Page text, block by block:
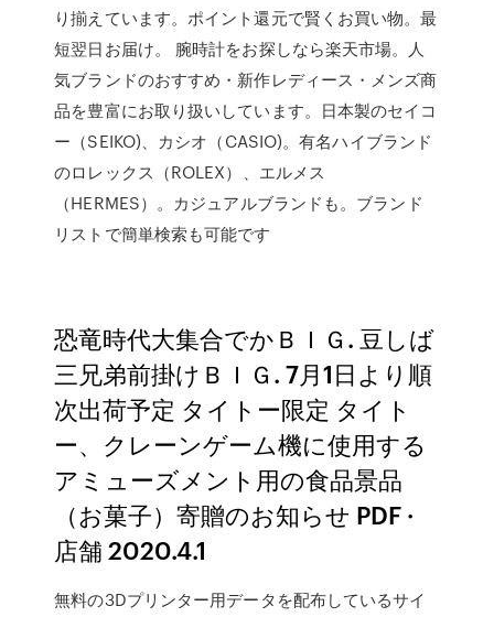
り揃えています。ポイント還元で賢くお買い物。最
短翌日お届け。 腕時計をお探しなら楽天市場。人
気ブランドのおすすめ・新作レディース・メンズ商
品を豊富にお取り扱いしています。日本製のセイコ
ー（SEIKO)、カシオ（CASIO)。有名ハイブランド
のロレックス（ROLEX）、エルメス
（HERMES）。カジュアルブランドも。ブランド
リストで簡単検索も可能です
恐竜時代大集合でかＢＩＧ. 豆しば
三兄弟前掛けＢＩＧ. 7月1日より順
次出荷予定 タイトー限定 タイト
ー、クレーンゲーム機に使用する
アミューズメント用の食品景品
（お菓子）寄贈のお知らせ PDF ·
店舗 2020.4.1
無料の3Dプリンター用データを配布しているサイ